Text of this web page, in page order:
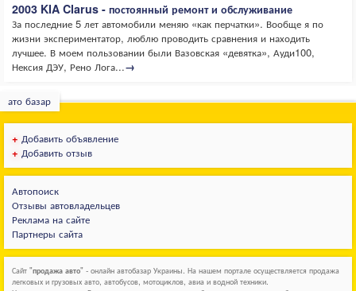
2003 KIA Clarus - постоянный ремонт и обслуживание
За последние 5 лет автомобили меняю «как перчатки». Вообще я по
жизни экспериментатор, люблю проводить сравнения и находить
лучшее. В моем пользовании были Вазовская «девятка», Ауди100,
Нексия ДЭУ, Рено Лога...→
ато базар
+ Добавить объявление
+ Добавить отзыв
Автопоиск
Отзывы автовладельцев
Реклама на сайте
Партнеры сайта
Сайт "продажа авто" - онлайн автобазар Украины. На нашем портале осуществляется продажа
легковых и грузовых авто, автобусов, мотоциклов, авиа и водной техники.